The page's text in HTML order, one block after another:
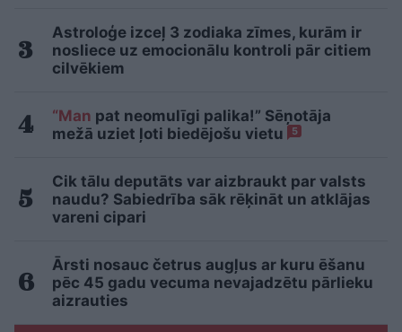
Astroloģe izceļ 3 zodiaka zīmes, kurām ir
nosliece uz emocionālu kontroli pār citiem
cilvēkiem
“Man pat neomulīgi palika!” Sēņotāja
mežā uziet ļoti biedējošu vietu
5
Cik tālu deputāts var aizbraukt par valsts
naudu? Sabiedrība sāk rēķināt un atklājas
vareni cipari
Ārsti nosauc četrus augļus ar kuru ēšanu
pēc 45 gadu vecuma nevajadzētu pārlieku
aizrauties